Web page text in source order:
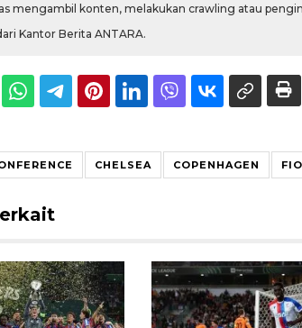
mengambil konten, melakukan crawling atau
Kantor Berita ANTARA.
CHELSEA COPENHAGEN